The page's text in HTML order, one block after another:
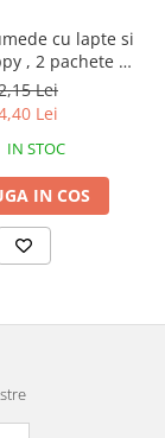
cu lapte si
, 2 pachete x
128 bucati
Lei
Lei
IN STOC
IN COS